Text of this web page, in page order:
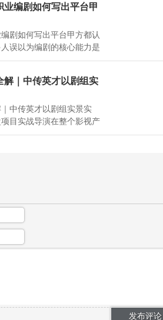
业编剧如何写出平台甲
本
剧如何写出平台甲方都认
误以为编剧的核心能力是
实、会写故事，就能入行
聘编剧时，最看重的从来
本的可拍摄性、受...
解｜中传英才以剧组实
操盘项目实战导演
中传英才以剧组实景实
目实战导演在整个影视产
品的创作核心，统筹剧